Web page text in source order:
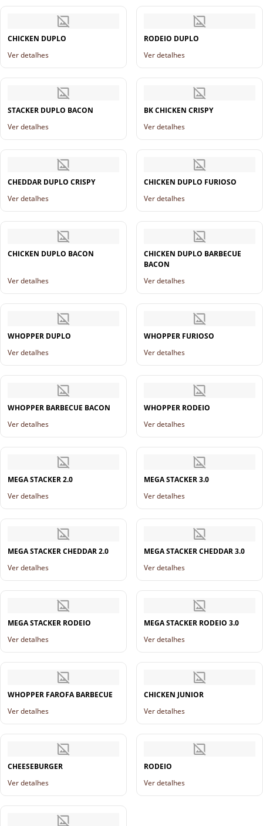
CHICKEN DUPLO
Ver detalhes
RODEIO DUPLO
Ver detalhes
STACKER DUPLO BACON
Ver detalhes
BK CHICKEN CRISPY
Ver detalhes
CHEDDAR DUPLO CRISPY
Ver detalhes
CHICKEN DUPLO FURIOSO
Ver detalhes
CHICKEN DUPLO BACON
Ver detalhes
CHICKEN DUPLO BARBECUE
BACON
Ver detalhes
WHOPPER DUPLO
Ver detalhes
WHOPPER FURIOSO
Ver detalhes
WHOPPER BARBECUE BACON
Ver detalhes
WHOPPER RODEIO
Ver detalhes
MEGA STACKER 2.0
Ver detalhes
MEGA STACKER 3.0
Ver detalhes
MEGA STACKER CHEDDAR 2.0
Ver detalhes
MEGA STACKER CHEDDAR 3.0
Ver detalhes
MEGA STACKER RODEIO
Ver detalhes
MEGA STACKER RODEIO 3.0
Ver detalhes
WHOPPER FAROFA BARBECUE
Ver detalhes
CHICKEN JUNIOR
Ver detalhes
CHEESEBURGER
Ver detalhes
RODEIO
Ver detalhes